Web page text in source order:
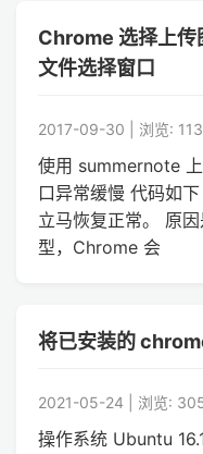
Chrome 选择上传
文件选择窗口
2017-09-30 | 浏览:
使用 summernote
口异常缓慢 代码
立马恢复正常。 原
型，Chrome 会
将已安装的
2021-05-24 | 浏览:
操作系统 Ubuntu